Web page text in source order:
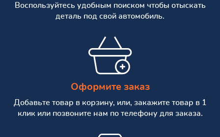
Воспользуйтесь удобным поиском чтобы отыскать
деталь под свой автомобиль.
Оформите заказ
Добавьте товар в корзину, или, закажите товар в 1
клик или позвоните нам по телефону для заказа.